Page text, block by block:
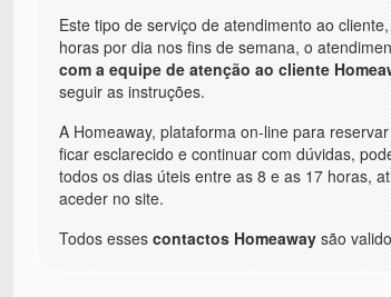
Este tipo de serviço de atendimento ao
horas por dia nos fins de semana, o
com a equipe de atenção ao cliente
seguir as instruções.
A Homeaway, plataforma on-line para
ficar esclarecido e continuar com dúvidas,
todos os dias úteis entre as 8 e as 17 horas,
aceder no site.
Todos esses contactos Homeaway são